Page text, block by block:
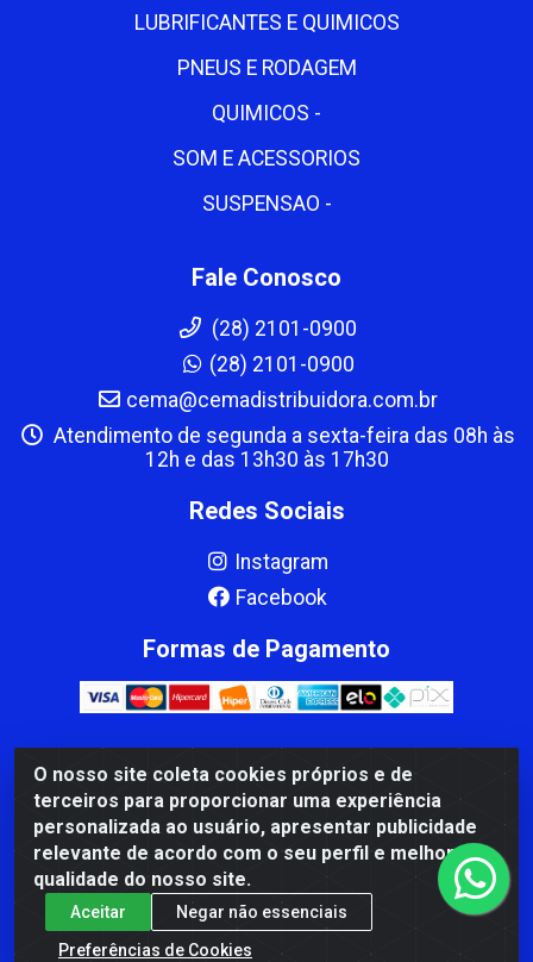
O nosso site coleta cookies próprios e de
terceiros para proporcionar uma experiência
personalizada ao usuário, apresentar publicidade
relevante de acordo com o seu perfil e melhorar a
qualidade do nosso site.
Aceitar
Negar não essenciais
Preferências de Cookies
LUBRIFICANTES E QUIMICOS
PNEUS E RODAGEM
QUIMICOS -
SOM E ACESSORIOS
SUSPENSAO -
Fale Conosco
(28) 2101-0900
(28) 2101-0900
cema@cemadistribuidora.com.br
Atendimento de segunda a sexta-feira das 08h às
12h e das 13h30 às 17h30
Redes Sociais
Instagram
Facebook
Formas de Pagamento
CBP MACEDO COMERCIO PEÇAS LTDA Matriz - av Mauro
Miranda Madureira, 1249 - Coramara , Cachoeiro de
Itapemirim/ES - CEP 29.311-310 - CNPJ 00.502.680/0001-41